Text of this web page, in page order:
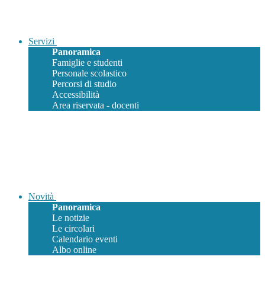
Servizi
Panoramica
Famiglie e studenti
Personale scolastico
Percorsi di studio
Accessibilità
Area riservata - docenti
Novità
Panoramica
Le notizie
Le circolari
Calendario eventi
Albo online